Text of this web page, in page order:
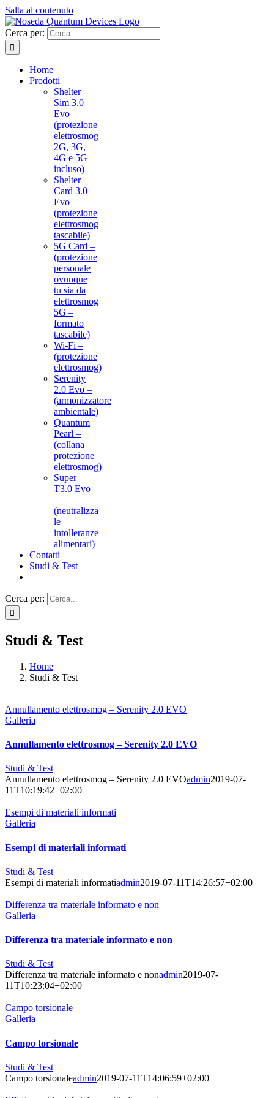
Salta al contenuto
Cerca per:
Home
Prodotti
Shelter
Sim 3.0
Evo –
(protezione
elettrosmog
2G, 3G,
4G e 5G
incluso)
Shelter
Card 3.0
Evo –
(protezione
elettrosmog
tascabile)
5G Card –
(protezione
personale
ovunque
tu sia da
elettrosmog
5G –
formato
tascabile)
Wi-Fi –
(protezione
elettrosmog)
Serenity
2.0 Evo –
(armonizzatore
ambientale)
Quantum
Pearl –
(collana
protezione
elettrosmog)
Super
T3.0 Evo
–
(neutralizza
le
intolleranze
alimentari)
Contatti
Studi & Test
Cerca per:
Studi & Test
Home
Studi & Test
Annullamento elettrosmog – Serenity 2.0 EVO
Galleria
Annullamento elettrosmog – Serenity 2.0 EVO
Studi & Test
Annullamento elettrosmog – Serenity 2.0 EVOadmin2019-07-
11T10:19:42+02:00
Esempi di materiali informati
Galleria
Esempi di materiali informati
Studi & Test
Esempi di materiali informatiadmin2019-07-11T14:26:57+02:00
Differenza tra materiale informato e non
Galleria
Differenza tra materiale informato e non
Studi & Test
Differenza tra materiale informato e nonadmin2019-07-
11T10:23:04+02:00
Campo torsionale
Galleria
Campo torsionale
Studi & Test
Campo torsionaleadmin2019-07-11T14:06:59+02:00